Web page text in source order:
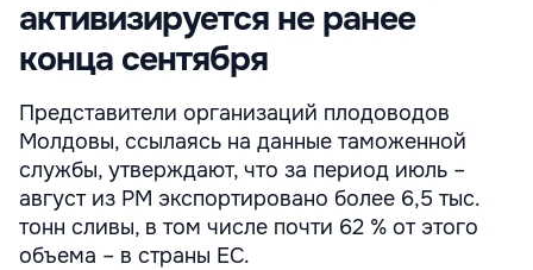
активизируется не ранее
конца сентября
Представители организаций плодоводов
Молдовы, ссылаясь на данные таможенной
службы, утверждают, что за период июль –
август из РМ экспортировано более 6,5 тыс.
тонн сливы, в том числе почти 62 % от этого
объема – в страны ЕС.